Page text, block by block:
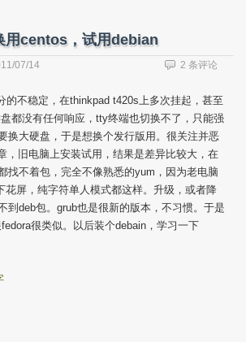
用centos，试用debian
07/14 2 条评论
的不稳定，在thinkpad t420s上多次挂起，甚至
都没有任何响应，tty终端也切换不了，只能强
换大硬盘，于是想换个发行版用。很关注并恶
，旧电脑上安装试用，结果是差异比较大，在
找不着包，完全不像熟悉的yum，因为老电脑
花屏，纯字符单人模式都这样。升级，或者降
到deb包。grub也是很新的版本，不习惯。于是
很类似。以后装个debain，学习一下